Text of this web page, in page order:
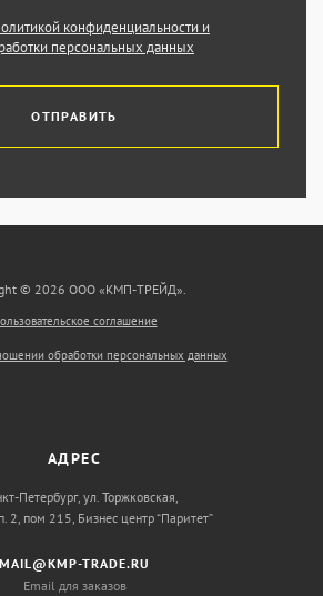
конфиденциальности и
персональных данных
ОТПРАВИТЬ
© 2026 ООО «КМП-ТРЕЙД».
соглашение
обработки персональных данных
АДРЕС
Петербург, ул. Торжковская,
2, пом 215, Бизнес центр “Паритет”
MAIL@KMP-TRADE.RU
Email для заказов